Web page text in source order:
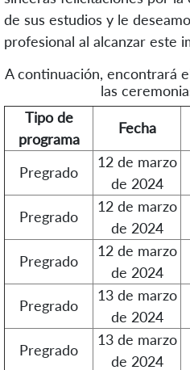
de sus estudios y le
profesional al alcanzar este
A continuación, encontrará
las
Tipo de
programa
Fecha
Pregrado
12 de marzo
de 2024
Pregrado
12 de marzo
de 2024
Pregrado
12 de marzo
de 2024
Pregrado
13 de marzo
de 2024
Pregrado
13 de marzo
de 2024